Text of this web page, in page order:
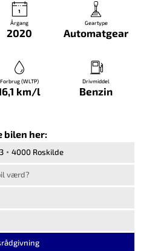
Årgang
2020
Geartype
Automatgear
Forbrug (WLTP)
km/l
Drivmiddel
Benzin
bilen her:
4000 Roskilde
værd?